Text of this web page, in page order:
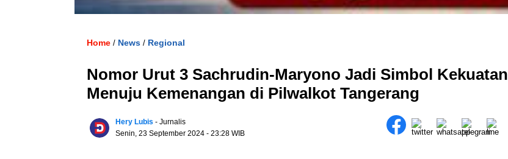
Home / News / Regional
Nomor Urut 3 Sachrudin-Maryono Jadi Simbol Kekuatan
Menuju Kemenangan di Pilwalkot Tangerang
Hery Lubis - Jurnalis
Senin, 23 September 2024 - 23:28 WIB